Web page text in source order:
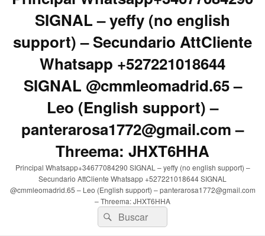
SIGNAL – yeffy (no english
support) – Secundario AttCliente
Whatsapp +527221018644
SIGNAL @cmmleomadrid.65 –
Leo (English support) –
panterarosa1772@gmail.com –
Threema: JHXT6HHA
Principal Whatsapp+34677084290 SIGNAL – yeffy (no english support) –
Secundario AttCliente Whatsapp +527221018644 SIGNAL
@cmmleomadrid.65 – Leo (English support) – panterarosa1772@gmail.com
– Threema: JHXT6HHA
Buscar
por:
Buscar